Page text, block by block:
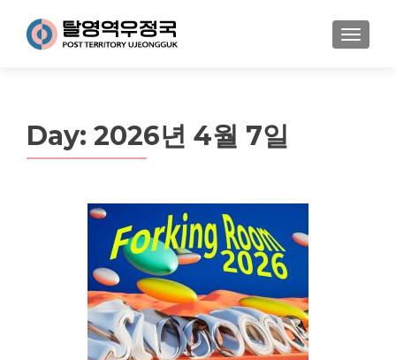
MENU
Day: 2026년 4월 7일